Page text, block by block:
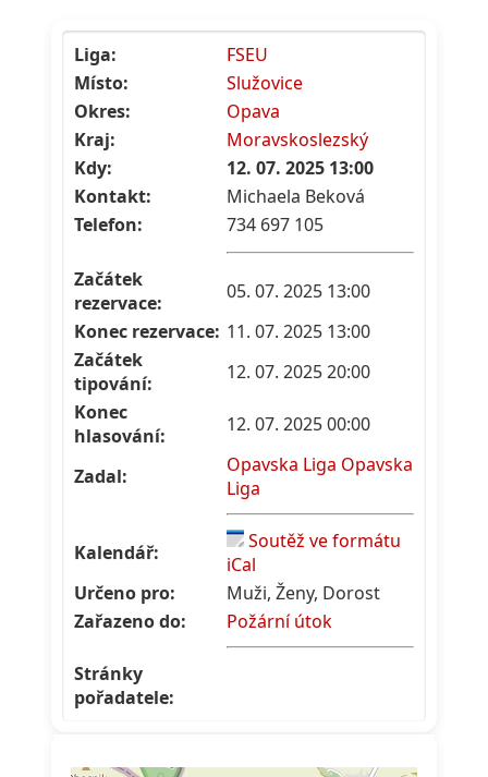
Liga:
FSEU
Místo:
Služovice
Okres:
Opava
Kraj:
Moravskoslezský
Kdy:
12. 07. 2025 13:00
Kontakt:
Michaela Beková
Telefon:
734 697 105
Začátek
rezervace:
05. 07. 2025 13:00
Konec rezervace: 11. 07. 2025 13:00
Začátek
tipování:
12. 07. 2025 20:00
Konec
hlasování:
12. 07. 2025 00:00
Zadal:
Opavska Liga Opavska
Liga
Kalendář:
Soutěž ve formátu
iCal
Určeno pro:
Muži, Ženy, Dorost
Zařazeno do:
Požární útok
Stránky
pořadatele: